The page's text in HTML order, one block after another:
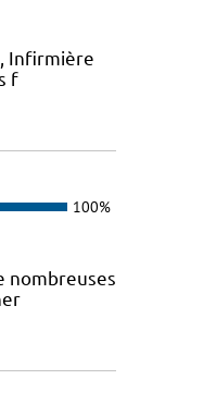
Infirmière
f
100%
nombreuses